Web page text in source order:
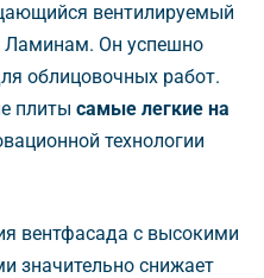
вентилируемый
Ламинам. Он успешно
облицовочных работ.
плиты самые легкие на
технологии
вентфасада с высокими
значительно снижает